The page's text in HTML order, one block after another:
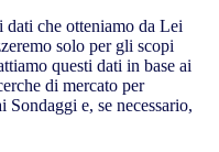
che otteniamo da Lei
solo per gli scopi
questi dati in base ai
di mercato per
Sondaggi e, se necessario,